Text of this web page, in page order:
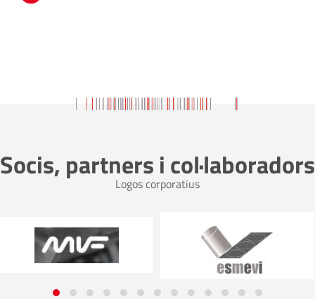
Socis, partners i col·laboradors
Logos corporatius